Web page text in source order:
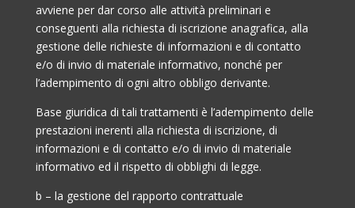
avviene per dar corso alle attività preliminari e
conseguenti alla richiesta di iscrizione anagrafica, alla
gestione delle richieste di informazioni e di contatto
e/o di invio di materiale informativo, nonché per
l’adempimento di ogni altro obbligo derivante.
Base giuridica di tali trattamenti è l’adempimento delle
prestazioni inerenti alla richiesta di iscrizione, di
informazioni e di contatto e/o di invio di materiale
informativo ed il rispetto di obblighi di legge.
b – la gestione del rapporto contrattuale